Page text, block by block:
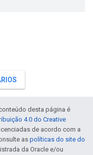
desta página é
4.0 do Creative
de acordo com a
aspolíticas do site do
da Oracle e/ou